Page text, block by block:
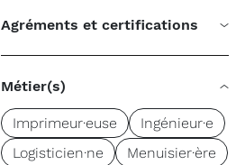
Agréments et certifications
Métier(s)
Imprimeur·euse
Ingénieur·e
Logisticien·ne
Menuisier·ère